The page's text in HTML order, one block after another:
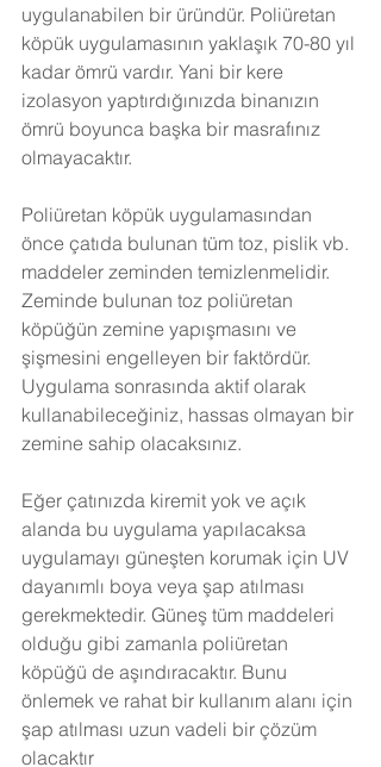
uygulanabilen bir üründür. Poliüretan
köpük uygulamasının yaklaşık 70-80 yıl
kadar ömrü vardır. Yani bir kere
izolasyon yaptırdığınızda binanızın
ömrü boyunca başka bir masrafınız
olmayacaktır.
Poliüretan köpük uygulamasından
önce çatıda bulunan tüm toz, pislik vb.
maddeler zeminden temizlenmelidir.
Zeminde bulunan toz poliüretan
köpüğün zemine yapışmasını ve
şişmesini engelleyen bir faktördür.
Uygulama sonrasında aktif olarak
kullanabileceğiniz, hassas olmayan bir
zemine sahip olacaksınız.
Eğer çatınızda kiremit yok ve açık
alanda bu uygulama yapılacaksa
uygulamayı güneşten korumak için UV
dayanımlı boya veya şap atılması
gerekmektedir. Güneş tüm maddeleri
olduğu gibi zamanla poliüretan
köpüğü de aşındıracaktır. Bunu
önlemek ve rahat bir kullanım alanı için
şap atılması uzun vadeli bir çözüm
olacaktır